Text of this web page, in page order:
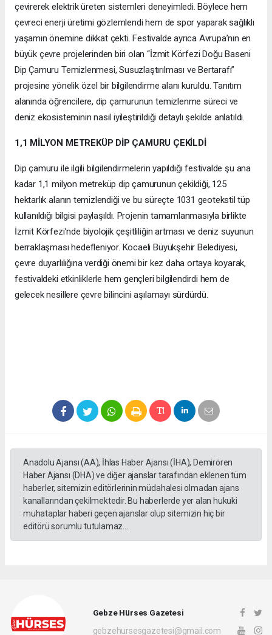
çevirerek elektrik üreten sistemleri deneyimledi. Böylece hem
çevreci enerji üretimi gözlemlendi hem de spor yaparak sağlıklı
yaşamın önemine dikkat çekti. Festivalde ayrıca Avrupa’nın en
büyük çevre projelerinden biri olan “İzmit Körfezi Doğu Baseni
Dip Çamuru Temizlenmesi, Susuzlaştırılması ve Bertarafı”
projesine yönelik özel bir bilgilendirme alanı kuruldu. Tanıtım
alanında öğrencilere, dip çamurunun temizlenme süreci ve
deniz ekosisteminin nasıl iyileştirildiği detaylı şekilde anlatıldı.
1,1 MİLYON METREKÜP DİP ÇAMURU ÇEKİLDİ
Dip çamuru ile ilgili bilgilendirmelerin yapıldığı festivalde şu ana
kadar 1,1 milyon metreküp dip çamurunun çekildiği, 125
hektarlık alanın temizlendiği ve bu süreçte 1031 geotekstil tüp
kullanıldığı bilgisi paylaşıldı. Projenin tamamlanmasıyla birlikte
İzmit Körfezi’nde biyolojik çeşitliliğin artması ve deniz suyunun
berraklaşması hedefleniyor. Kocaeli Büyükşehir Belediyesi,
çevre duyarlılığına verdiği önemi bir kez daha ortaya koyarak,
festivaldeki etkinliklerle hem gençleri bilgilendirdi hem de
gelecek nesillere çevre bilincini aşılamayı sürdürdü.
Anadolu Ajansı (AA), İhlas Haber Ajansı (İHA), Demirören
Haber Ajansı (DHA) ve diğer ajanslar tarafından eklenen tüm
haberler, sitemizin editörlerinin müdahalesi olmadan ajans
kanallarından çekilmektedir. Bu haberlerde yer alan hukuki
muhataplar haberi geçen ajanslar olup sitemizin hiç bir
editörü sorumlu tutulamaz...
Gebze Hürses Gazetesi
gebzehursesgazetesi@gmail.com